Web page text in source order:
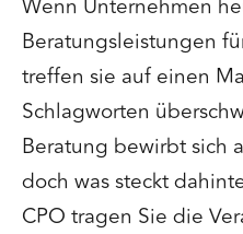
Wenn Unternehmen
Beratungsleistungen
treffen sie auf einen
Schlagworten
Beratung bewirbt
doch was steckt
CPO tragen Sie die